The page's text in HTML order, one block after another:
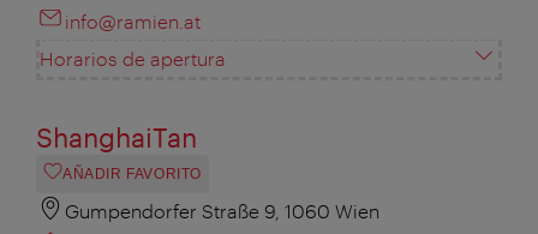
info@ramien.at
Horarios de apertura
ShanghaiTan
AÑADIR FAVORITO
Gumpendorfer Straße 9, 1060 Wien